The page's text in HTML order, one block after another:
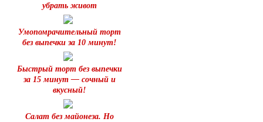
убрать живот
Умопомрачительный торт
без выпечки за 10 минут!
Быстрый торт без выпечки
за 15 минут — сочный и
вкусный!
Салат без майонеза. Но